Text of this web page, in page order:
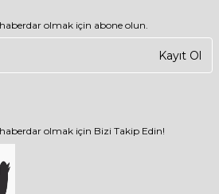
olmak için abone olun.
Kayıt Ol
olmak için Bizi Takip Edin!